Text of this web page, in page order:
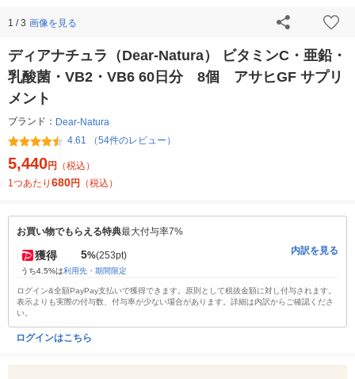
1 / 3 画像を見る
ディアナチュラ（Dear-Natura） ビタミンC・亜鉛・
乳酸菌・VB2・VB6 60日分 8個 アサヒGF サプリ
メント
ブランド： Dear-Natura
4.61 （54件のレビュー）
5,440円
（税込）
1つあたり 680円 （税込）
お買い物でもらえる特典最大付与率7%
獲得 5%(253pt)
うち4.5%は利用先・期間限定
内訳を見る
ログイン&全額PayPay支払いで獲得できます。原則として税抜金額に対し付与されます。
表示よりも実際の付与数、付与率が少ない場合があります。詳細は内訳からご確認くださ
い。
ログインはこちら